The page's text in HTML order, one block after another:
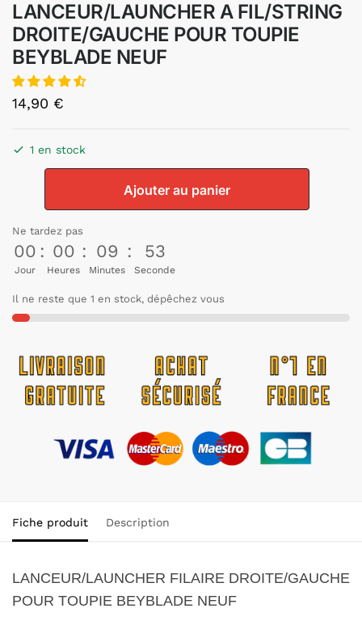
LANCEUR/LAUNCHER A FIL/STRING
DROITE/GAUCHE POUR TOUPIE
BEYBLADE NEUF
14,90 €
1 en stock
Ajouter au panier
Ne tardez pas
00
Jour
: 00
Heures
: 09
Minutes
: 53
Seconde
Il ne reste que 1 en stock, dépêchez vous
Fiche produit Description
LANCEUR/LAUNCHER FILAIRE DROITE/GAUCHE
POUR TOUPIE BEYBLADE NEUF